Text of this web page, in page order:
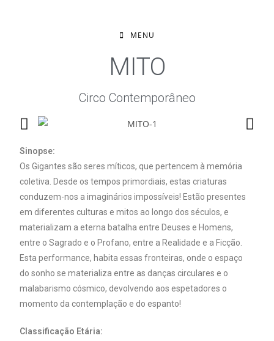
MENU
MITO
Circo Contemporâneo
Sinopse:
Os Gigantes são seres míticos, que pertencem à memória
coletiva. Desde os tempos primordiais, estas criaturas
conduzem-nos a imaginários impossíveis! Estão presentes
em diferentes culturas e mitos ao longo dos séculos, e
materializam a eterna batalha entre Deuses e Homens,
entre o Sagrado e o Profano, entre a Realidade e a Ficção.
Esta performance, habita essas fronteiras, onde o espaço
do sonho se materializa entre as danças circulares e o
malabarismo cósmico, devolvendo aos espetadores o
momento da contemplação e do espanto!
Classificação Etária: